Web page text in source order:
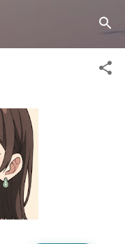
ンツに移動